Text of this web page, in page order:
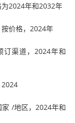
2024年和2032年
价格，2024年
订渠道，2024年和
2024
/地区，2024年和